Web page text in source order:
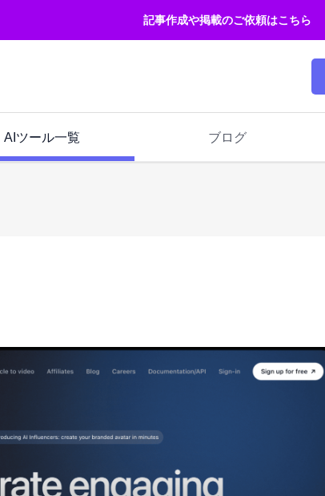
記事作成や掲載のご依頼はこちら
AIツール一覧 ブログ